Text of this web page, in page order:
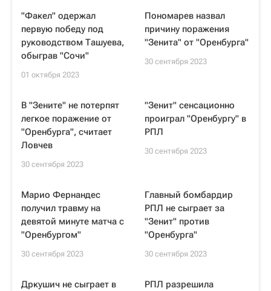
"Факел" одержал
первую победу под
руководством Ташуева,
обыграв "Сочи"
01 октября 2023
Пономарев назвал
причину поражения
"Зенита" от "Оренбурга"
30 сентября 2023
В "Зените" не потерпят
легкое поражение от
"Оренбурга", считает
Ловчев
30 сентября 2023
"Зенит" сенсационно
проиграл "Оренбургу" в
РПЛ
30 сентября 2023
Марио Фернандес
получил травму на
девятой минуте матча с
"Оренбургом"
30 сентября 2023
Главный бомбардир
РПЛ не сыграет за
"Зенит" против
"Оренбурга"
30 сентября 2023
Дркушич не сыграет в
РПЛ разрешила